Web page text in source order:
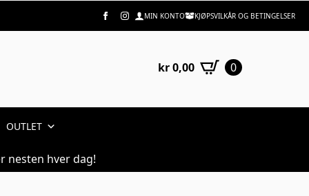
MIN KONTO KJØPSVILKÅR OG BETINGELSER
kr0,00 0
OUTLET
nesten hver dag!